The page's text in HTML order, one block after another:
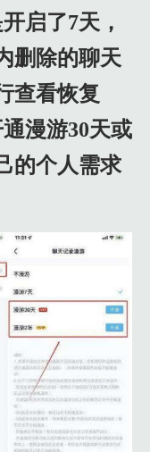
启了7天，
删除的聊天
查看恢复
漫游30天或
的个人需求